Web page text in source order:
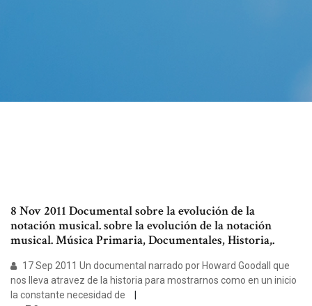
8 Nov 2011 Documental sobre la evolución de la
notación musical. sobre la evolución de la notación
musical. Música Primaria, Documentales, Historia,.
17 Sep 2011 Un documental narrado por Howard Goodall que
nos lleva atravez de la historia para mostrarnos como en un inicio
la constante necesidad de